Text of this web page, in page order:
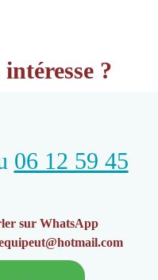
?
06 12 59 45
sur WhatsApp